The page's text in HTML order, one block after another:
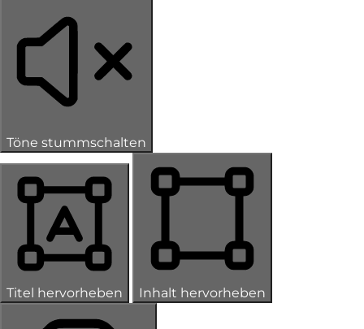
Töne stummschalten
Titel hervorheben Inhalt hervorheben